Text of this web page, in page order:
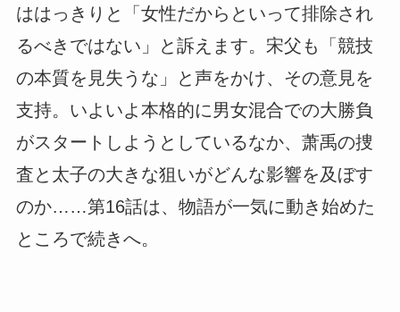
ははっきりと「女性だからといって排除され
るべきではない」と訴えます。宋父も「競技
の本質を見失うな」と声をかけ、その意見を
支持。いよいよ本格的に男女混合での大勝負
がスタートしようとしているなか、萧禹の捜
査と太子の大きな狙いがどんな影響を及ぼす
のか……第16話は、物語が一気に動き始めた
ところで続きへ。